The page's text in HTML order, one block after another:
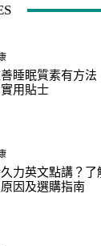
睡眠質素有方法
實用貼士
力英文點講？了
原因及選購指南